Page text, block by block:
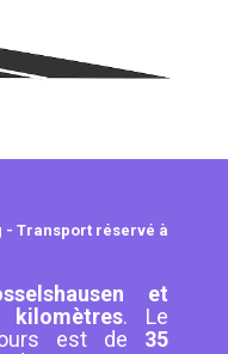
- Transport réservé à
et
. Le
est de 35